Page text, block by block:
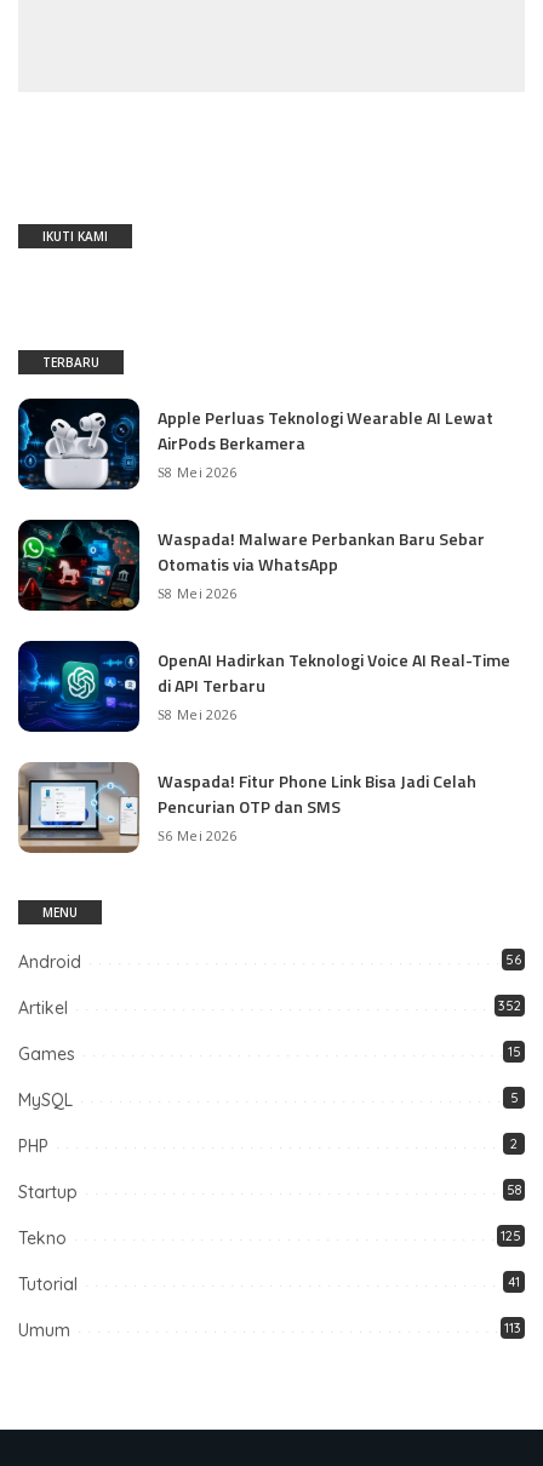
IKUTI KAMI
TERBARU
Apple Perluas Teknologi Wearable AI Lewat
AirPods Berkamera
8 Mei 2026
Waspada! Malware Perbankan Baru Sebar
Otomatis via WhatsApp
8 Mei 2026
OpenAI Hadirkan Teknologi Voice AI Real-Time
di API Terbaru
8 Mei 2026
Waspada! Fitur Phone Link Bisa Jadi Celah
Pencurian OTP dan SMS
6 Mei 2026
MENU
Android 56
Artikel 352
Games 15
MySQL 5
PHP 2
Startup 58
Tekno 125
Tutorial 41
Umum 113